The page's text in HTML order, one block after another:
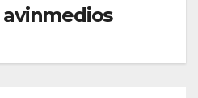
avinmedios